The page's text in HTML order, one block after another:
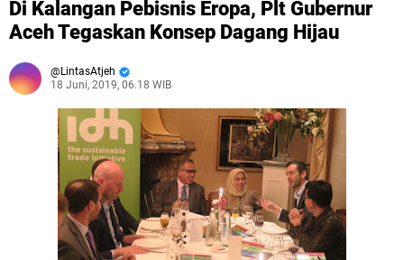
Di Kalangan Pebisnis Eropa, Plt Gubernur
Aceh Tegaskan Konsep Dagang Hijau
LintasAtjeh
18 Juni, 2019, 06.18 WIB